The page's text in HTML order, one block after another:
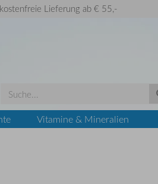
Lieferung ab € 55,-
Vitamine & Mineralien